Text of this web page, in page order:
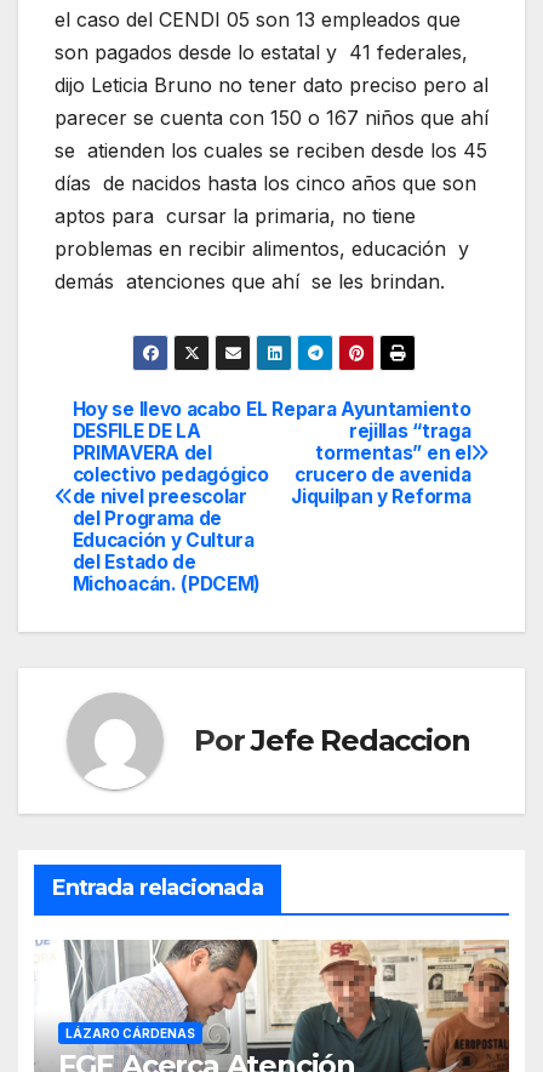
el caso del CENDI 05 son 13 empleados que
son pagados desde lo estatal y 41 federales,
dijo Leticia Bruno no tener dato preciso pero al
parecer se cuenta con 150 o 167 niños que ahí
se atienden los cuales se reciben desde los 45
días de nacidos hasta los cinco años que son
aptos para cursar la primaria, no tiene
problemas en recibir alimentos, educación y
demás atenciones que ahí se les brindan.
Navegación
de
entradas
Repara Ayuntamiento
rejillas “traga
tormentas” en el
crucero de avenida
Jiquilpan y Reforma
Hoy se llevo acabo EL
DESFILE DE LA
PRIMAVERA del
colectivo pedagógico
de nivel preescolar
del Programa de
Educación y Cultura
del Estado de
Michoacán. (PDCEM)
PorJefe Redaccion
Entrada relacionada
LÁZARO CÁRDENAS